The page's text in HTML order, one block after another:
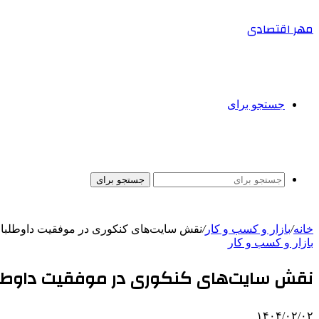
مهر اقتصادی
جستجو برای
جستجو برای
خانه/بازار و کسب و کار/نقش سایت‌های کنکوری در موفقیت
بازار و کسب و کار
نقش سایت‌های کنکوری در موفقیت
۱۴۰۴/۰۲/۰۲